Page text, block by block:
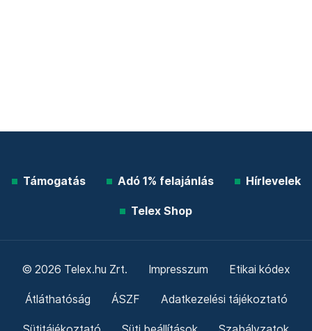
Támogatás Adó 1% felajánlás Hírlevelek
Telex Shop
© 2026 Telex.hu Zrt. Impresszum Etikai kódex
Átláthatóság ÁSZF Adatkezelési tájékoztató